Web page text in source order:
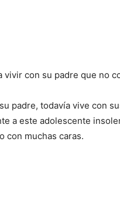
vivir con su padre que no
padre, todavía vive con
a este adolescente
con muchas caras.